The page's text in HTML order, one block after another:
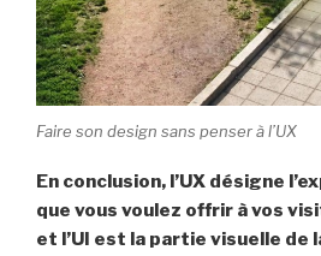
Faire son design sans penser à l’UX
En conclusion, l’UX désigne
que vous voulez offrir à vos
et l’UI est la partie visuelle de